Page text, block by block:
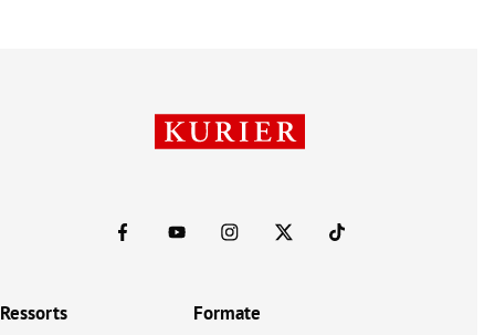
Ressorts Formate